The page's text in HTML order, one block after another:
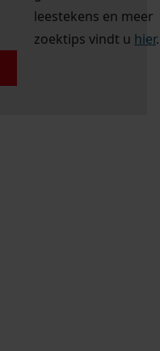
leestekens en meer
zoektips vindt u hier.